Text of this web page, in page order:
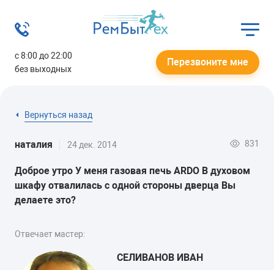
с 8:00 до 22:00
без выходных
Перезвоните мне
Вернуться назад
наталия 24 дек. 2014 831
Доброе утро У меня газовая печь ARDO В духовом
шкафу отвалилась с одной стороны дверца Вы
делаете это?
Отвечает мастер:
СЕЛИВАНОВ ИВАН